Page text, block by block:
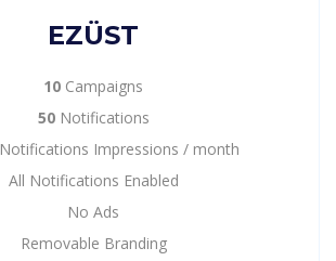
EZÜST
10 Campaigns
50Notifications
Notifications Impressions / month
All Notifications Enabled
No Ads
Removable Branding